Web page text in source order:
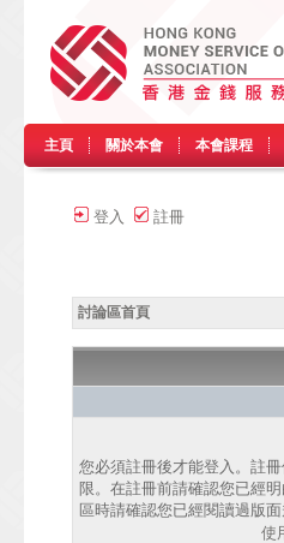
主頁 關於本會 本會課程
登入 註冊
討論區首頁
您必須註冊後才能登入。註
限。在註冊前請確認您已經
區時請確認您已經閱讀過版面
使